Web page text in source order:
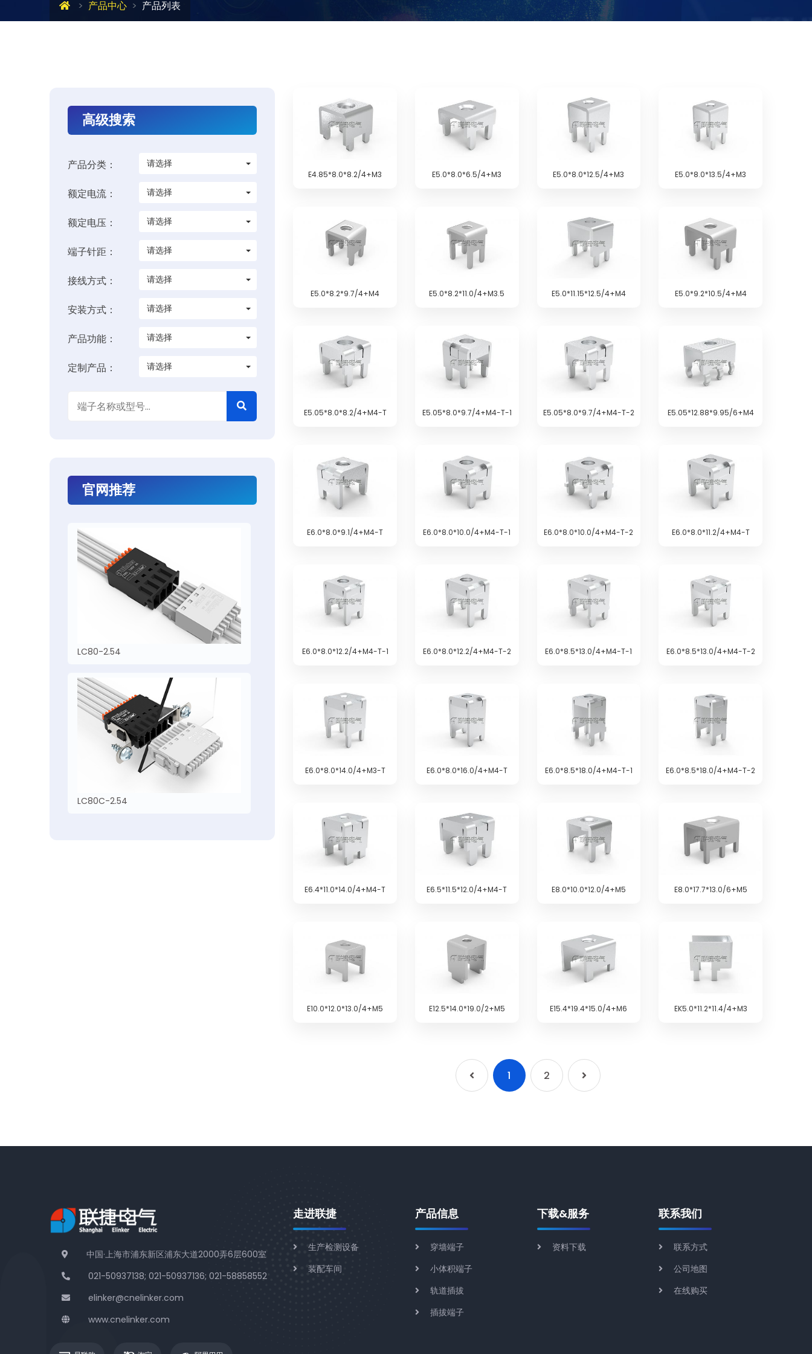
产品中心 产品列表
高级搜索
产品分类： 请选择
额定电流： 请选择
额定电压： 请选择
端子针距： 请选择
接线方式： 请选择
安装方式： 请选择
产品功能： 请选择
定制产品： 请选择
官网推荐
LC80-2.54
LC80C-2.54
E4.85*8.0*8.2/4+M3 E5.0*8.0*6.5/4+M3 E5.0*8.0*12.5/4+M3 E5.0*8.0*13.5/4+M3
E5.0*8.2*9.7/4+M4 E5.0*8.2*11.0/4+M3.5 E5.0*11.15*12.5/4+M4 E5.0*9.2*10.5/4+M4
E5.05*8.0*8.2/4+M4-T E5.05*8.0*9.7/4+M4-T-1 E5.05*8.0*9.7/4+M4-T-2 E5.05*12.88*9.95/6+M4
E6.0*8.0*9.1/4+M4-T E6.0*8.0*10.0/4+M4-T-1 E6.0*8.0*10.0/4+M4-T-2 E6.0*8.0*11.2/4+M4-T
E6.0*8.0*12.2/4+M4-T-1 E6.0*8.0*12.2/4+M4-T-2 E6.0*8.5*13.0/4+M4-T-1 E6.0*8.5*13.0/4+M4-T-2
E6.0*8.0*14.0/4+M3-T E6.0*8.0*16.0/4+M4-T E6.0*8.5*18.0/4+M4-T-1 E6.0*8.5*18.0/4+M4-T-2
E6.4*11.0*14.0/4+M4-T E6.5*11.5*12.0/4+M4-T E8.0*10.0*12.0/4+M5 E8.0*17.7*13.0/6+M5
E10.0*12.0*13.0/4+M5 E12.5*14.0*19.0/2+M5 E15.4*19.4*15.0/4+M6 EK5.0*11.2*11.4/4+M3
1 2
中国·上海市浦东新区浦东大道2000弄6层600室
021-50937138; 021-50937136; 021-58858552
elinker@cnelinker.com
www.cnelinker.com
走进联捷
生产检测设备
装配车间
产品信息
穿墙端子
小体积端子
轨道插拔
插拔端子
下载&服务
资料下载
联系我们
联系方式
公司地图
在线购买